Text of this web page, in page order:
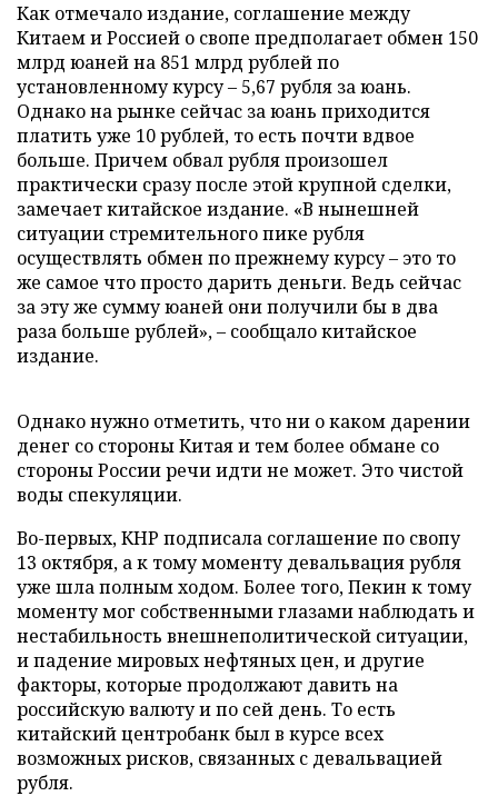
Как отмечало издание, соглашение между
Китаем и Россией о свопе предполагает обмен 150
млрд юаней на 851 млрд рублей по
установленному курсу – 5,67 рубля за юань.
Однако на рынке сейчас за юань приходится
платить уже 10 рублей, то есть почти вдвое
больше. Причем обвал рубля произошел
практически сразу после этой крупной сделки,
замечает китайское издание. «В нынешней
ситуации стремительного пике рубля
осуществлять обмен по прежнему курсу – это то
же самое что просто дарить деньги. Ведь сейчас
за эту же сумму юаней они получили бы в два
раза больше рублей», – сообщало китайское
издание.
Однако нужно отметить, что ни о каком дарении
денег со стороны Китая и тем более обмане со
стороны России речи идти не может. Это чистой
воды спекуляции.
Во-первых, КНР подписала соглашение по свопу
13 октября, а к тому моменту девальвация рубля
уже шла полным ходом. Более того, Пекин к тому
моменту мог собственными глазами наблюдать и
нестабильность внешнеполитической ситуации,
и падение мировых нефтяных цен, и другие
факторы, которые продолжают давить на
российскую валюту и по сей день. То есть
китайский центробанк был в курсе всех
возможных рисков, связанных с девальвацией
рубля.